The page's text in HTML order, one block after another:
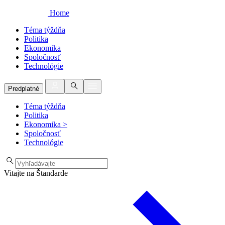
Home
Téma týždňa
Politika
Ekonomika
Spoločnosť
Technológie
Predplatné
Téma týždňa
Politika
Ekonomika >
Spoločnosť
Technológie
Vitajte na Štandarde